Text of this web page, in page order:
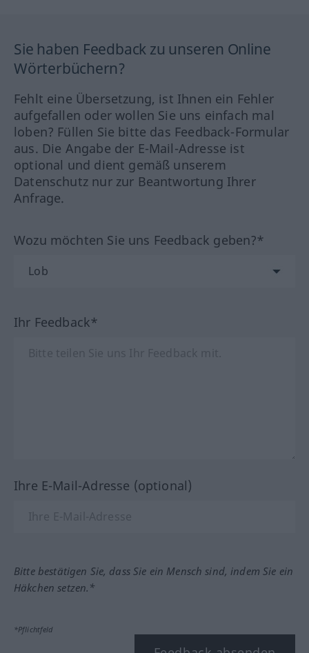
Sie haben Feedback zu unseren Online
Wörterbüchern?
Fehlt eine Übersetzung, ist Ihnen ein Fehler
aufgefallen oder wollen Sie uns einfach mal
loben? Füllen Sie bitte das Feedback-Formular
aus. Die Angabe der E-Mail-Adresse ist
optional und dient gemäß unserem
Datenschutz nur zur Beantwortung Ihrer
Anfrage.
Wozu möchten Sie uns Feedback geben?*
Ihr Feedback*
Ihre E-Mail-Adresse (optional)
Bitte bestätigen Sie, dass Sie ein Mensch sind, indem Sie ein
Häkchen setzen.*
*Pflichtfeld